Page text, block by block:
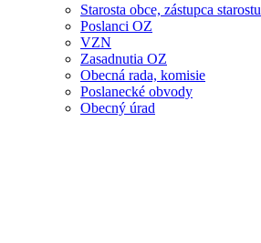
Starosta obce, zástupca starostu
Poslanci OZ
VZN
Zasadnutia OZ
Obecná rada, komisie
Poslanecké obvody
Obecný úrad